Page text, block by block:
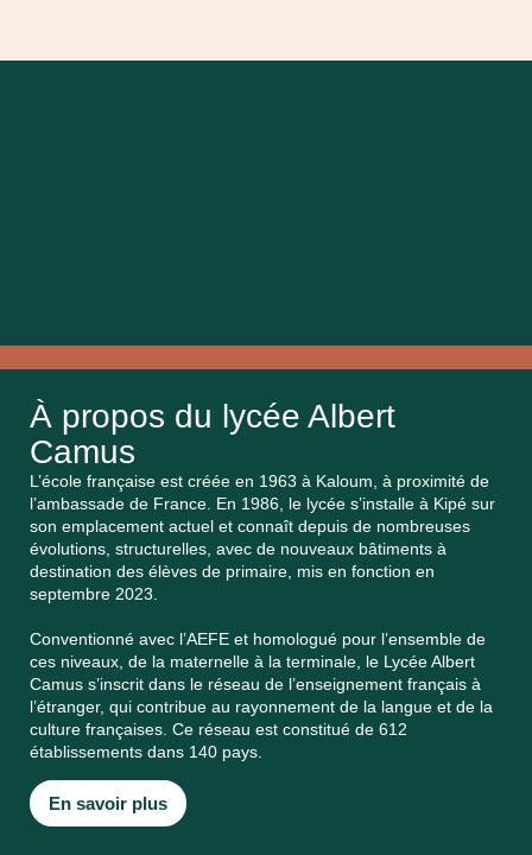
À propos du lycée Albert
Camus
L’école française est créée en 1963 à Kaloum, à proximité de
l’ambassade de France. En 1986, le lycée s’installe à Kipé sur
son emplacement actuel et connaît depuis de nombreuses
évolutions, structurelles, avec de nouveaux bâtiments à
destination des élèves de primaire, mis en fonction en
septembre 2023.
Conventionné avec l’AEFE et homologué pour l’ensemble de
ces niveaux, de la maternelle à la terminale, le Lycée Albert
Camus s’inscrit dans le réseau de l’enseignement français à
l’étranger, qui contribue au rayonnement de la langue et de la
culture françaises. Ce réseau est constitué de 612
établissements dans 140 pays.
En savoir plus